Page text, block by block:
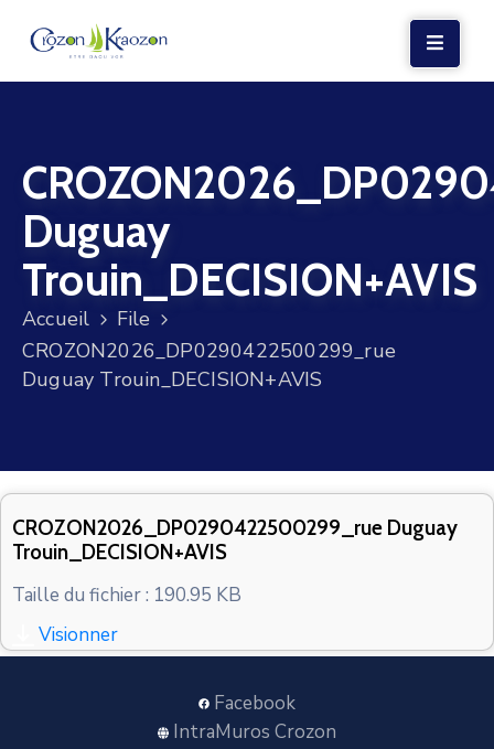
VIE
LOCALE
VIE
SOCIALE
TERRE
ET
MER
Duguay
Trouin_DECISION+AVIS
Accueil
File
CROZON2026_DP0290422500299_rue
Duguay Trouin_DECISION+AVIS
CROZON2026_DP0290422500299_rue Duguay
Trouin_DECISION+AVIS
Taille du fichier : 190.95 KB
Visionner
Facebook
IntraMuros Crozon